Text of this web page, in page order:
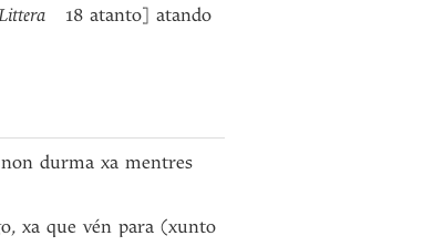
18 atanto] atando
durma xa mentres
xa que vén para (xunto